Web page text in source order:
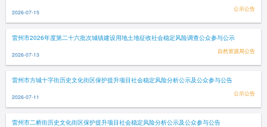
2026-07-15 公示公告
雷州市2026年度第二十六批次城镇建设用地土地征收社会稳定风险调查公众参与公示
2026-07-13 自然资源局公告
雷州市方城十字街历史文化街区保护提升项目社会稳定风险分析公示及公众参与公告
2026-07-11 公示公告
雷州市二桥街历史文化街区保护提升项目社会稳定风险分析公示及公众参与公告